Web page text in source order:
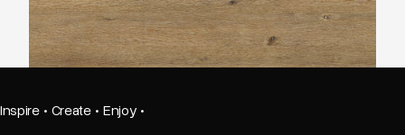
Inspire · Create · Enjoy ·